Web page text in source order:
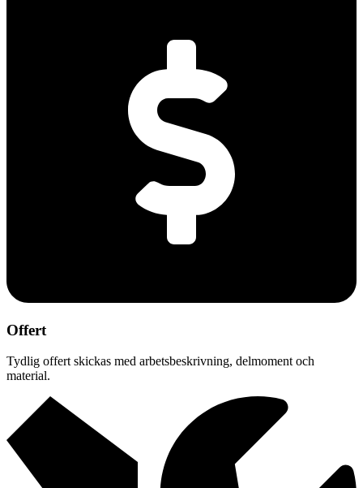
Offert
Tydlig offert skickas med arbetsbeskrivning, delmoment och
material.